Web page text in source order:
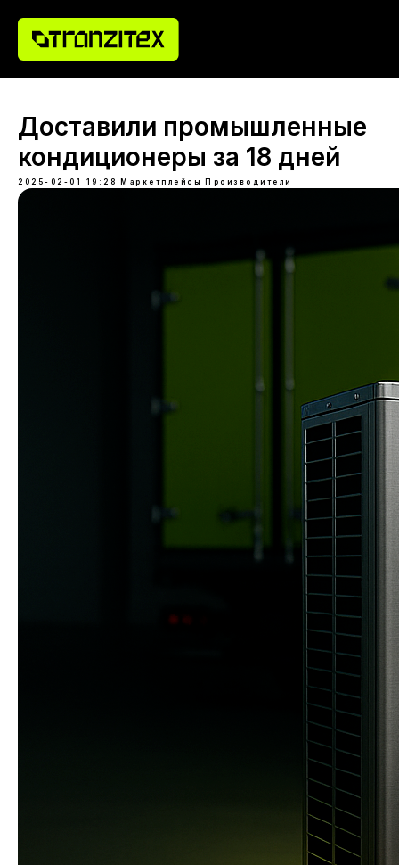
Доставили промышленные
кондиционеры за 18 дней
2025-02-01 19:28 Маркетплейсы Производители